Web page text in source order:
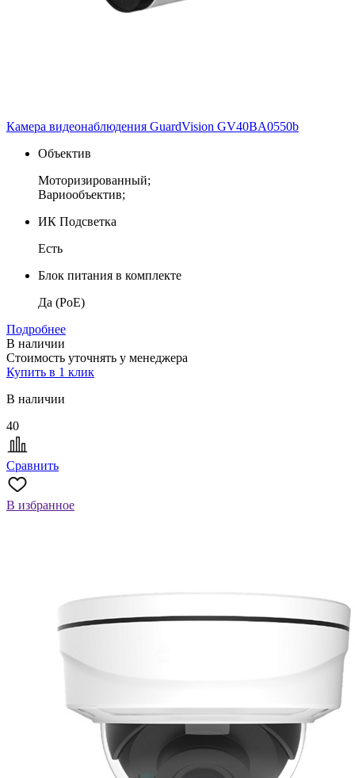
Камера видеонаблюдения GuardVision GV40BA0550b
Объектив
Моторизированный;
Вариообъектив;
ИК Подсветка
Есть
Блок питания в комплекте
Да (PoE)
Подробнее
В наличии
Стоимость уточнять у менеджера
Купить в 1 клик
В наличии
40
Сравнить
В избранное